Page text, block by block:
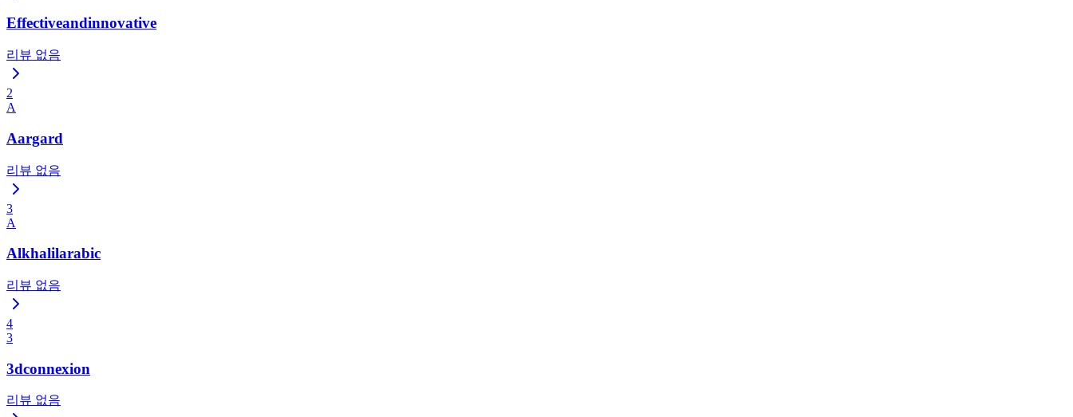
Effectiveandinnovative
리뷰 없음
2
A
Aargard
리뷰 없음
3
A
Alkhalilarabic
리뷰 없음
4
3
3dconnexion
리뷰 없음